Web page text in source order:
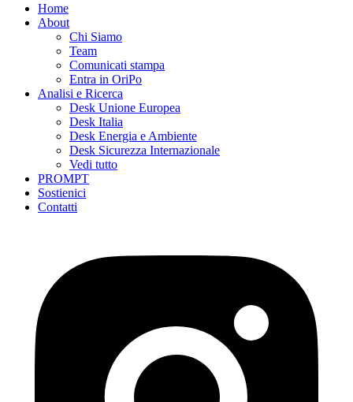
Home
About
Chi Siamo
Team
Comunicati stampa
Entra in OriPo
Analisi e Ricerca
Desk Unione Europea
Desk Italia
Desk Energia e Ambiente
Desk Sicurezza Internazionale
Vedi tutto
PROMPT
Sostienici
Contatti